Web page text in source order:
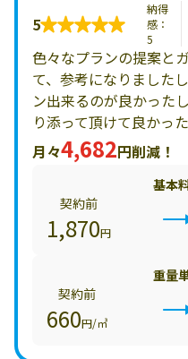
5
納得
感：
5
色々なプランの提案と
て、参考になりました
ン出来るのが良かった
り添って頂けて良かった
月々4,682円削減！
基本
契約前
1,870円
重量
契約前
660円/㎥